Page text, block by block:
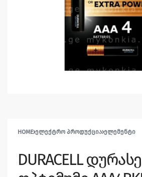
HOME›ᲔᲚᲔᲥᲢᲠᲝ ᲞᲠᲝᲓᲣᲥᲪᲘᲐ›ᲔᲚᲔᲛᲔᲜᲢᲘ
DURACELL